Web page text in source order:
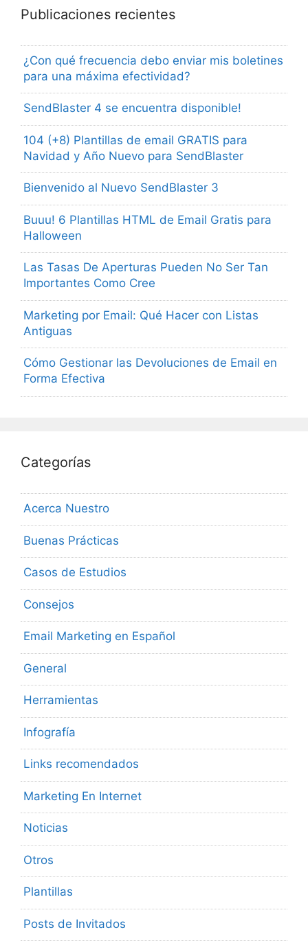
Publicaciones recientes
¿Con qué frecuencia debo enviar mis boletines
para una máxima efectividad?
SendBlaster 4 se encuentra disponible!
104 (+8) Plantillas de email GRATIS para
Navidad y Año Nuevo para SendBlaster
Bienvenido al Nuevo SendBlaster 3
Buuu! 6 Plantillas HTML de Email Gratis para
Halloween
Las Tasas De Aperturas Pueden No Ser Tan
Importantes Como Cree
Marketing por Email: Qué Hacer con Listas
Antiguas
Cómo Gestionar las Devoluciones de Email en
Forma Efectiva
Categorías
Acerca Nuestro
Buenas Prácticas
Casos de Estudios
Consejos
Email Marketing en Español
General
Herramientas
Infografía
Links recomendados
Marketing En Internet
Noticias
Otros
Plantillas
Posts de Invitados